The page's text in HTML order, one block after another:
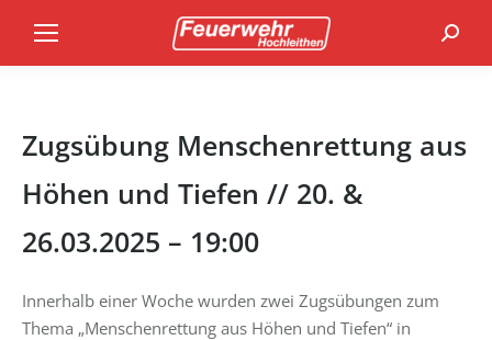
Zugsübung Menschenrettung aus
Höhen und Tiefen // 20. &
26.03.2025 – 19:00
Innerhalb einer Woche wurden zwei Zugsübungen zum
Thema „Menschenrettung aus Höhen und Tiefen“ in